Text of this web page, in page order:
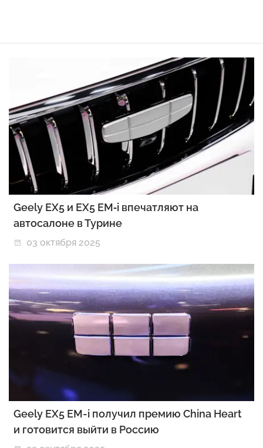
Geely EX5 и EX5 EM‑i впечатляют на
автосалоне в Турине
03 октября 2025
Geely EX5 EM-i получил премию China Heart
и готовится выйти в Россию